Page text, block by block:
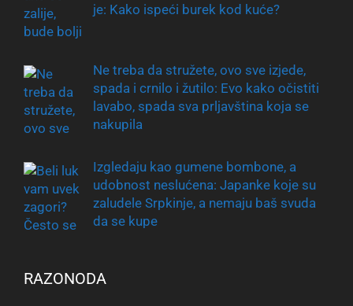
je: Kako ispeći burek kod kuće?
Ne treba da stružete, ovo sve izjede,
spada i crnilo i žutilo: Evo kako očistiti
lavabo, spada sva prljavština koja se
nakupila
Izgledaju kao gumene bombone, a
udobnost neslućena: Japanke koje su
zaludele Srpkinje, a nemaju baš svuda
da se kupe
RAZONODA